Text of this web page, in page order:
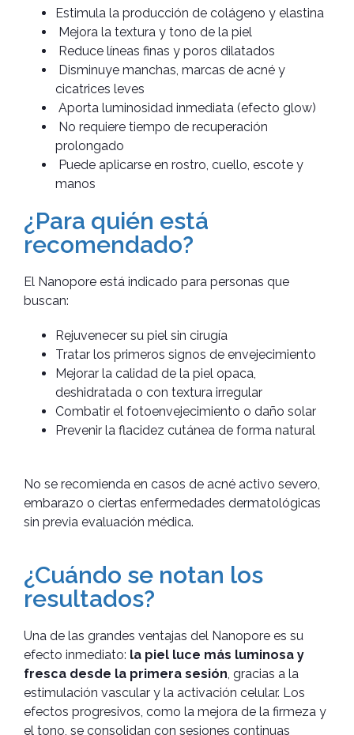
Estimula la producción de colágeno y elastina
Mejora la textura y tono de la piel
Reduce líneas finas y poros dilatados
Disminuye manchas, marcas de acné y
cicatrices leves
Aporta luminosidad inmediata (efecto glow)
No requiere tiempo de recuperación
prolongado
Puede aplicarse en rostro, cuello, escote y
manos
¿Para quién está
recomendado?
El Nanopore está indicado para personas que
buscan:
Rejuvenecer su piel sin cirugía
Tratar los primeros signos de envejecimiento
Mejorar la calidad de la piel opaca,
deshidratada o con textura irregular
Combatir el fotoenvejecimiento o daño solar
Prevenir la flacidez cutánea de forma natural
No se recomienda en casos de acné activo severo,
embarazo o ciertas enfermedades dermatológicas
sin previa evaluación médica.
¿Cuándo se notan los
resultados?
Una de las grandes ventajas del Nanopore es su
efecto inmediato: la piel luce más luminosa y
fresca desde la primera sesión , gracias a la
estimulación vascular y la activación celular. Los
efectos progresivos, como la mejora de la firmeza y
el tono, se consolidan con sesiones continuas